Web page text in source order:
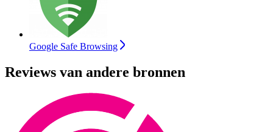
Google Safe Browsing
Reviews van andere bronnen